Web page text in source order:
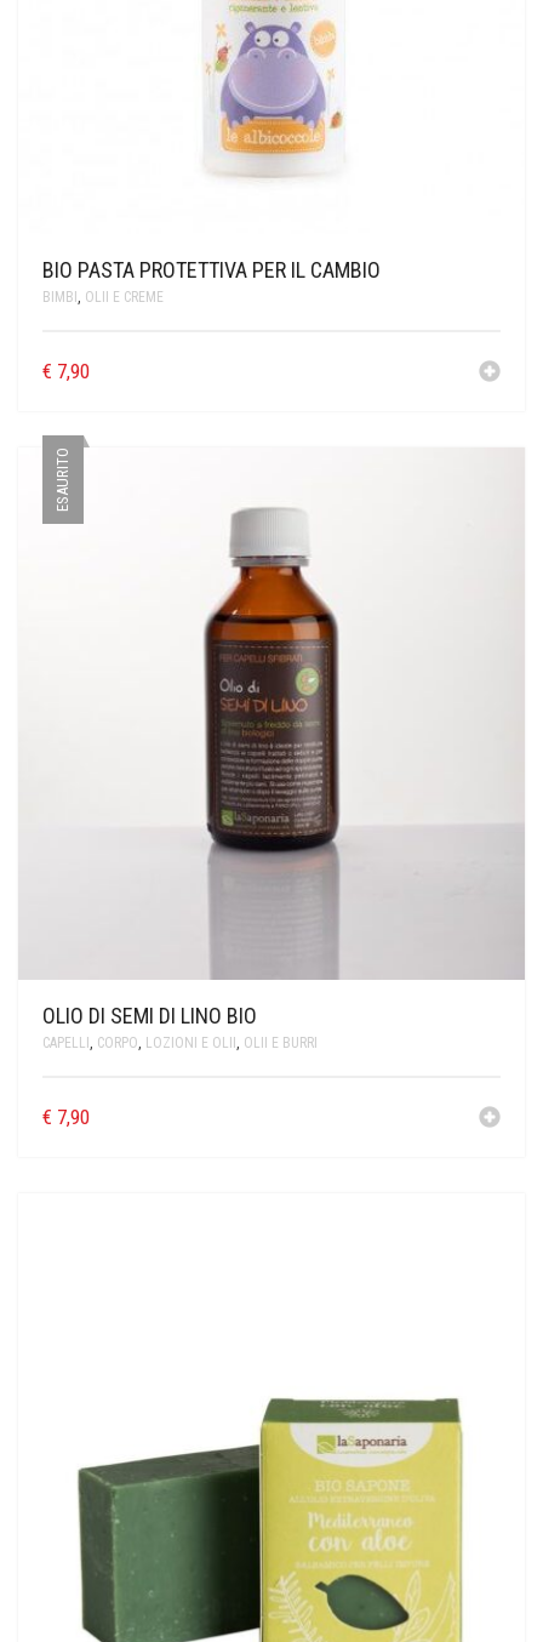
BIO PASTA PROTETTIVA PER IL CAMBIO
BIMBI , OLII E CREME
€ 7,90
ESAURITO
OLIO DI SEMI DI LINO BIO
CAPELLI, CORPO, LOZIONI E OLII, OLII E BURRI
€ 7,90